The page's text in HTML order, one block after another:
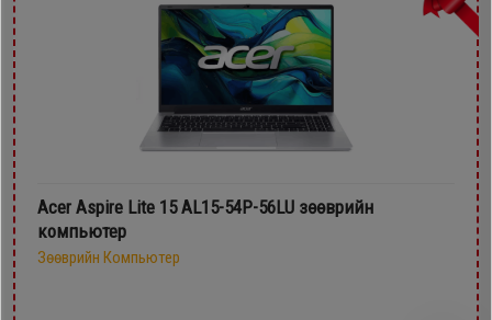
Acer Aspire Lite 15 AL15-54P-56LU зөөврийн
компьютер
Зөөврийн Компьютер